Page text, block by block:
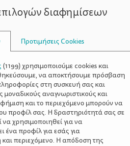
ΣΥΜΒΟΥΛΟΙ
ζάχαρη
ΠΛΗΡΟΦΟΡΙΕΣ
διαφημίσεων
Προτιμήσεις Cookies
(1199) χρησιμοποιούμε cookies και
να αποκτήσουμε πρόσβαση
στη συσκευή σας και
αναγνωριστικούς και
και το περιεχόμενο μπορούν να
προφίλ σας. Η δραστηριότητά σας σε
χρησιμοποιηθεί για να
ένα προφίλ για εσάς για
περιεχόμενο. Η απόδοση της